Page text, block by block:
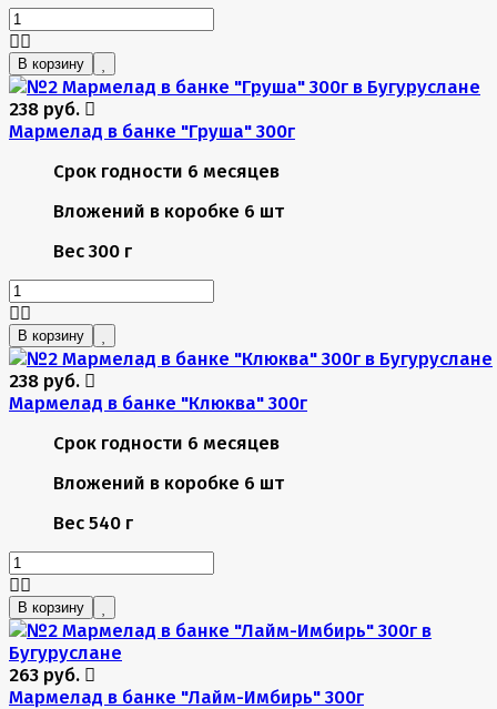
В корзину
238 руб.
Мармелад в банке "Груша" 300г
Срок годности 6 месяцев
Вложений в коробке 6 шт
Вес 300 г
В корзину
238 руб.
Мармелад в банке "Клюква" 300г
Срок годности 6 месяцев
Вложений в коробке 6 шт
Вес 540 г
В корзину
263 руб.
Мармелад в банке "Лайм-Имбирь" 300г